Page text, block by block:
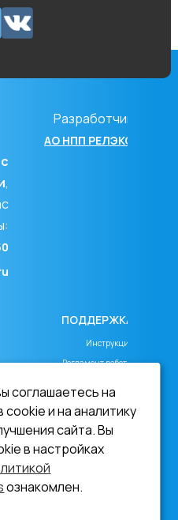
Разработчик
АО НПП РЕЛЭКС
,
ПОДДЕРЖКА
Инструкция
Регламент работы
Политика в области ПДн
Согласие на обработку ПДн
Политика использования cookies
соглашаетесь на
и на аналитику
сайта. Вы
в настройках
ознакомлен.